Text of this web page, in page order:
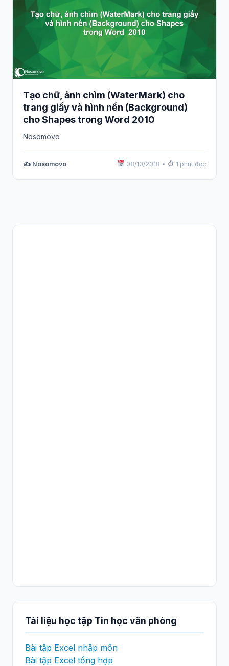
Tạo chữ, ảnh chìm (WaterMark) cho
trang giấy và hình nền (Background)
cho Shapes trong Word 2010
Nosomovo
✍️ Nosomovo 08/10/2018 • 1 phút đọc
Tài liệu học tập Tin học văn phòng
Bài tập Excel nhập môn
Bài tập Excel tổng hợp